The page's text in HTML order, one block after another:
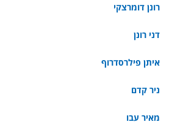
רונן דומרצקי
דני רונן
איתן פילרסדרוף
ניר קדם
מאיר עבו